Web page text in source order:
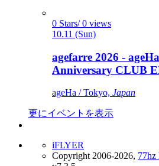
0 Stars/ 0 views
10.11 (Sun)
agefarre 2026 -
Anniversary CLUB
ageHa / Tokyo, Japan
更にイベントを表示
iFLYER
Copyright 2006-2026, 77hz